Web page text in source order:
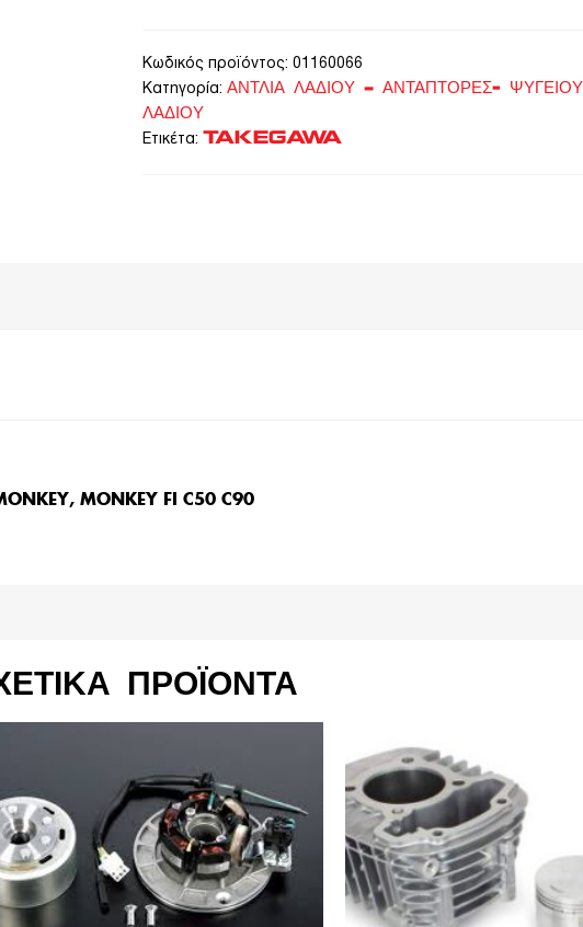
Κωδικός προϊόντος: 01160066
Κατηγορία: ΑΝΤΛΙΑ ΛΑΔΙΟΥ – ΑΝΤΑΠΤΟΡΕΣ- ΨΥΓΕΙΟΥ
ΛΑΔΙΟΥ
Ετικέτα: TAKEGAWA
MONKEY FI C50 C90
ΠΡΟΪΌΝΤΑ